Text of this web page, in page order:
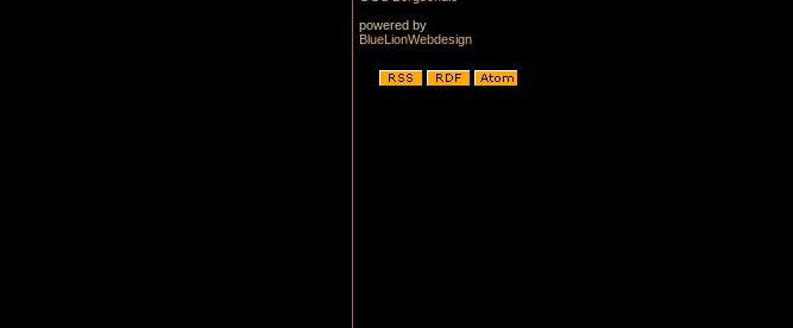
powered by
BlueLionWebdesign